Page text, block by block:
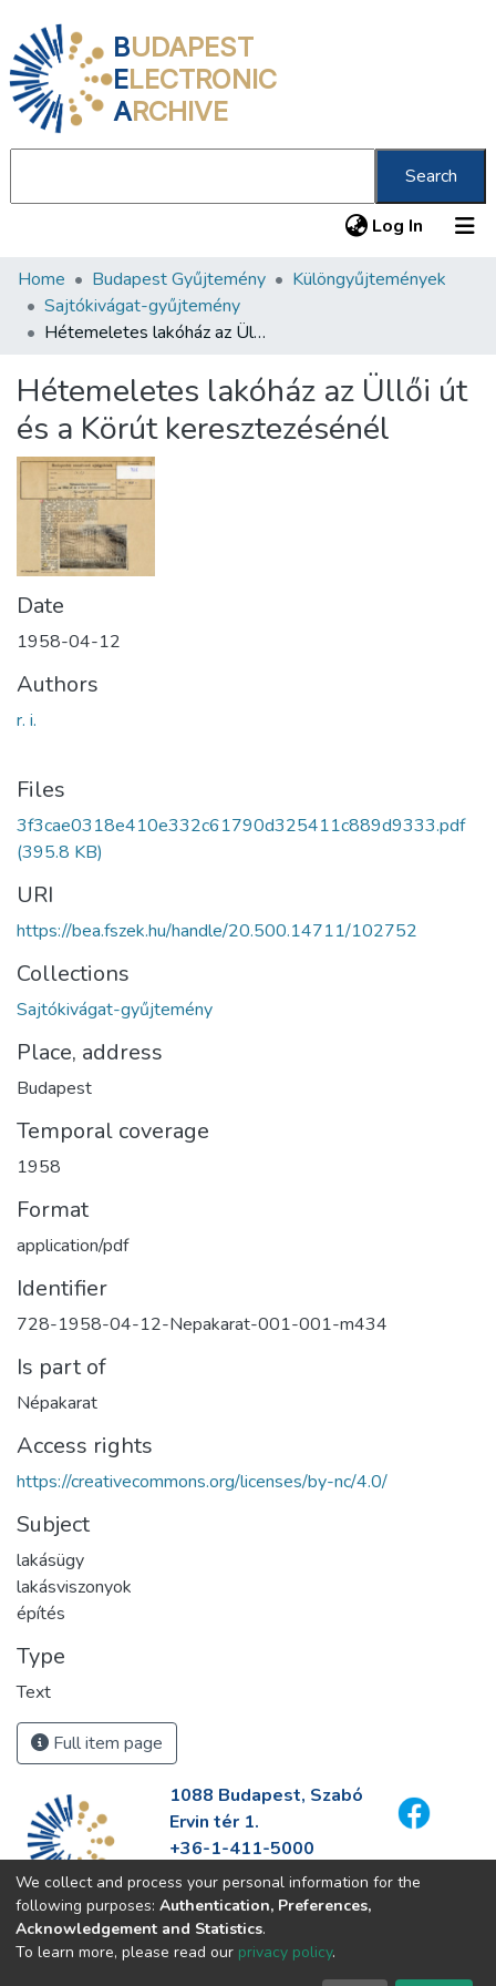
BUDAPEST
ELECTRONIC
ARCHIVE
Search
Log In (current)
Communities & Collections
All of DSpace
About us
Home Budapest Gyűjtemény
Különgyűjtemények
Sajtókivágat-gyűjtemény
Hétemeletes lakóház az Üllői út és a Körút keresztezésénél
Hétemeletes lakóház az Üllői út
és a Körút keresztezésénél
Date
1958-04-12
Authors
r. i.
Files
3f3cae0318e410e332c61790d325411c889d9333.pdf
(395.8 KB)
URI
https://bea.fszek.hu/handle/20.500.14711/102752
Collections
Sajtókivágat-gyűjtemény
Place, address
Budapest
Temporal coverage
1958
Format
application/pdf
Identifier
728-1958-04-12-Nepakarat-001-001-m434
Is part of
Népakarat
Access rights
https://creativecommons.org/licenses/by-nc/4.0/
Subject
lakásügy
lakásviszonyok
építés
Type
Text
Full item page
1088 Budapest, Szabó
Ervin tér 1.
+36-1-411-5000
info@fszek.hu
https://fszek.hu
We collect and process your personal information for the
following purposes: Authentication, Preferences,
Acknowledgement and Statistics.
To learn more, please read our privacy policy.